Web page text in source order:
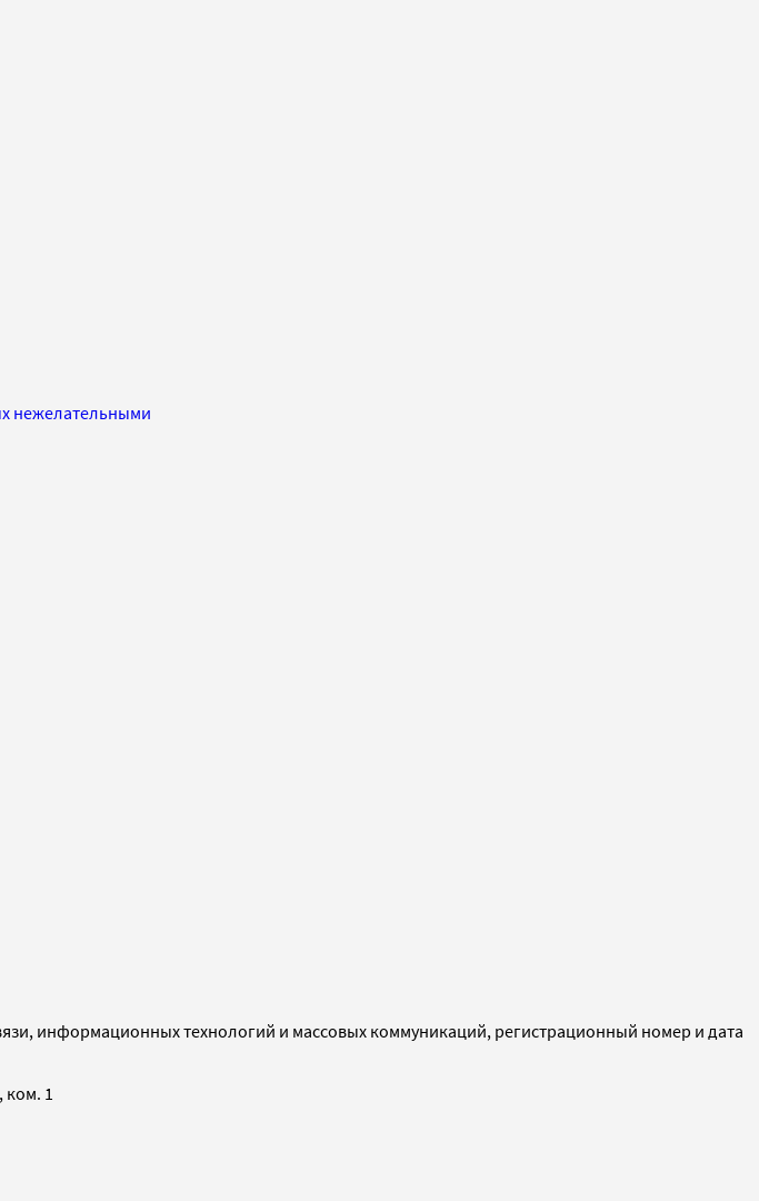
нежелательными
информационных технологий и массовых коммуникаций, регистрационный номер и дата
ком. 1